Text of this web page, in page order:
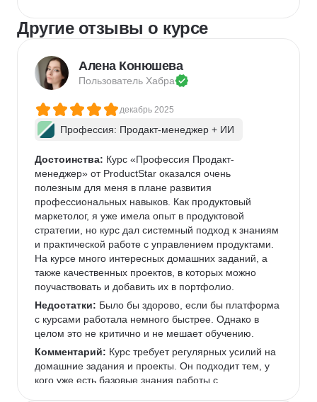
Другие отзывы о курсе
Алена Конюшева
Пользователь Хабра
декабрь 2025
Профессия: Продакт-менеджер + ИИ
Достоинства: Курс «Профессия Продакт-
менеджер» от ProductStar оказался очень
полезным для меня в плане развития
профессиональных навыков. Как продуктовый
маркетолог, я уже имела опыт в продуктовой
стратегии, но курс дал системный подход к знаниям
и практической работе с управлением продуктами.
На курсе много интересных домашних заданий, а
также качественных проектов, в которых можно
поучаствовать и добавить их в портфолио.
Недостатки: Было бы здорово, если бы платформа
с курсами работала немного быстрее. Однако в
целом это не критично и не мешает обучению.
Комментарий: Курс требует регулярных усилий на
домашние задания и проекты. Он подходит тем, у
кого уже есть базовые знания работы с